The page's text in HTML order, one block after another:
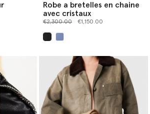
Robe a bretelles en chaine
avec cristaux
Prix réduit à partir de
€2,300.00jusqu’à
€1,150.00